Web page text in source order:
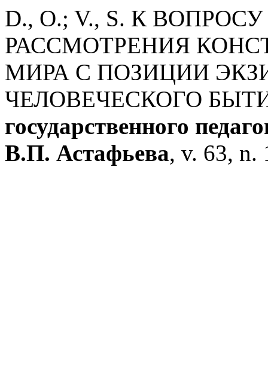
D., O.; V., S. К
РАССМОТРЕНИЯ
МИРА С ПОЗИЦИИ
ЧЕЛОВЕЧЕСКОГО
государственного
В.П. Астафьева, v. 63, n.